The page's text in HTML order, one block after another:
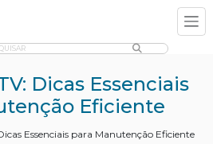
Dicas Essenciais
Eficiente
Essenciais para Manutenção Eficiente